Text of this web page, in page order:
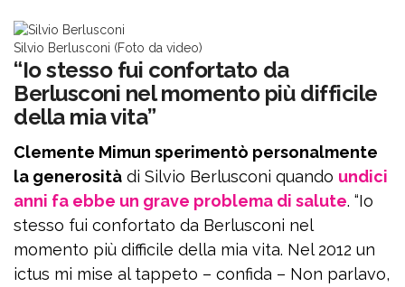
Silvio Berlusconi (Foto da video)
“Io stesso fui confortato da
Berlusconi nel momento più difficile
della mia vita”
Clemente Mimun sperimentò personalmente
la generosità di Silvio Berlusconi quando undici
anni fa ebbe un grave problema di salute. “Io
stesso fui confortato da Berlusconi nel
momento più difficile della mia vita. Nel 2012 un
ictus mi mise al tappeto – confida – Non parlavo,